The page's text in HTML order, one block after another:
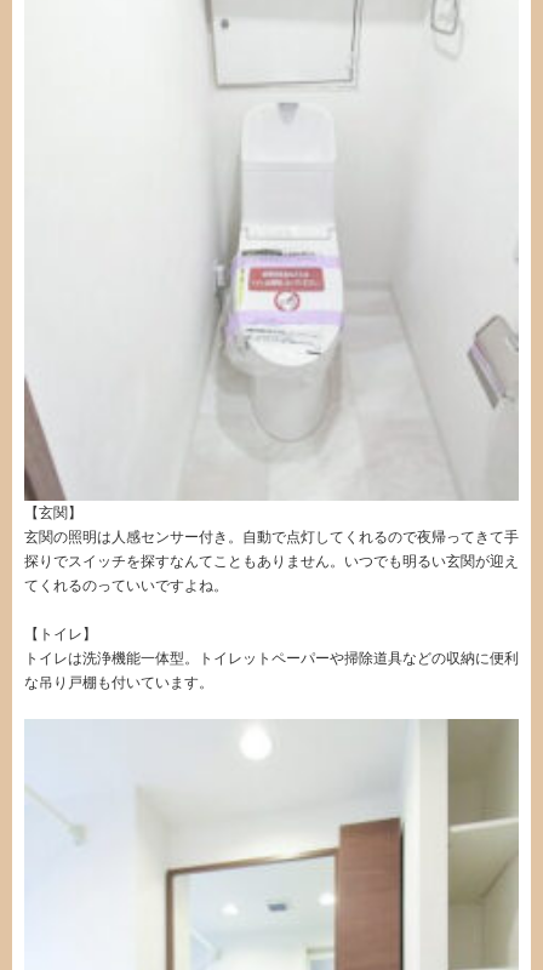
【玄関】
玄関の照明は人感センサー付き。自動で点灯してくれるので夜帰ってきて手
探りでスイッチを探すなんてこともありません。いつでも明るい玄関が迎え
てくれるのっていいですよね。
【トイレ】
トイレは洗浄機能一体型。トイレットペーパーや掃除道具などの収納に便利
な吊り戸棚も付いています。